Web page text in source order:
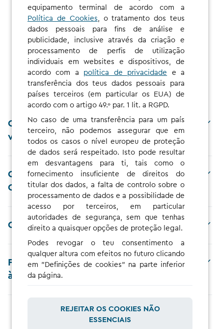
Perguntas Frequentes
Como é que posso resgatar o meu
voucher?
Quais são os benefícios de utilizar
CHARGE NOW?
Como posso alterar a tarifa?
Por que são aplicadas taxas de bloqueio
às minhas sessões de carregamento?
equipamento terminal de acordo com a
Política de Cookies , o tratamento dos teus
dados pessoais para fins de análise e
publicidade, inclusive através da criação e
processamento de perfis de utilização
individuais em websites e dispositivos, de
acordo com a política de privacidade e a
transferência dos teus dados pessoais para
países terceiros (em particular os EUA) de
acordo com o artigo 49.º par. 1 lit. a RGPD.
No caso de uma transferência para um país
terceiro, não podemos assegurar que em
todos os casos o nível europeu de proteção
de dados será respeitado. Isto pode resultar
em desvantagens para ti, tais como o
fornecimento insuficiente de direitos do
titular dos dados, a falta de controlo sobre o
processamento de dados e a possibilidade de
acesso por terceiros, em particular
autoridades de segurança, sem que tenhas
direito a quaisquer opções de proteção legal.
Podes revogar o teu consentimento a
qualquer altura com efeitos no futuro clicando
em "Definições de cookies" na parte inferior
da página.
REJEITAR OS COOKIES NÃO
ESSENCIAIS